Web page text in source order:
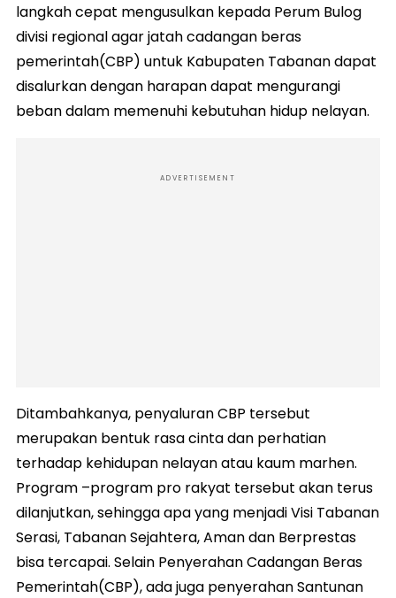
langkah cepat mengusulkan kepada Perum Bulog
divisi regional agar jatah cadangan beras
pemerintah(CBP) untuk Kabupaten Tabanan dapat
disalurkan dengan harapan dapat mengurangi
beban dalam memenuhi kebutuhan hidup nelayan.
ADVERTISEMENT
Ditambahkanya, penyaluran CBP tersebut
merupakan bentuk rasa cinta dan perhatian
terhadap kehidupan nelayan atau kaum marhen.
Program –program pro rakyat tersebut akan terus
dilanjutkan, sehingga apa yang menjadi Visi Tabanan
Serasi, Tabanan Sejahtera, Aman dan Berprestas
bisa tercapai. Selain Penyerahan Cadangan Beras
Pemerintah(CBP), ada juga penyerahan Santunan